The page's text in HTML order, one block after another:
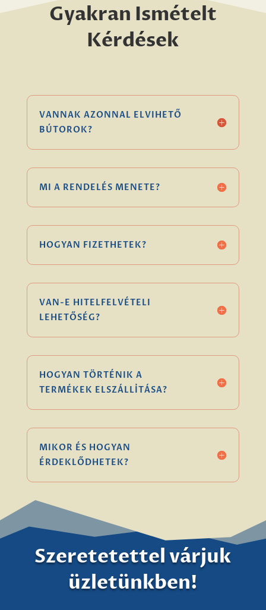
Gyakran Ismételt
Kérdések
VANNAK AZONNAL ELVIHETŐ
BÚTOROK?
MI A RENDELÉS MENETE?
HOGYAN FIZETHETEK?
VAN-E HITELFELVÉTELI
LEHETŐSÉG?
HOGYAN TÖRTÉNIK A
TERMÉKEK ELSZÁLLÍTÁSA?
MIKOR ÉS HOGYAN
ÉRDEKLŐDHETEK?
Szeretetettel várjuk
üzletünkben!